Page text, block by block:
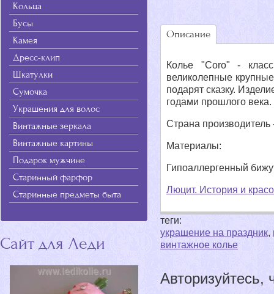
Кольца
Бусы
Камея
Дресс-клип
Шкатулки
Сумочка
Украшения для волос
Винтажные зеркала
Винтажные картины
Подарок мужчине
Старинный фарфор
Старинные предметы быта
Сайт для Леди
Описание
Колье "Coro" -
великолепные
подарят сказку.
годами прошлого века.
Страна
Материалы:
Гипоаллергенный
Люцит. История и
теги:
украшение на праздник,
винтажное колье
Авторизуйтесь,